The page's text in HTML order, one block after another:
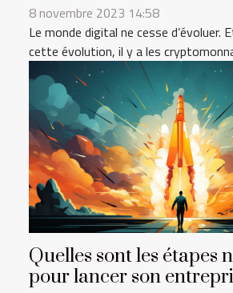
8 novembre 2023 14:58
Le monde digital ne cesse d’évoluer.
cette évolution, il y a les
Quelles sont les étapes
pour lancer son